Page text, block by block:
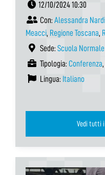
12/10/2024 10:30
Con: Alessandra
Meacci, Regione Toscana,
Sede: Scuola
Tipologia: Conferenza,
Lingua: Italiano